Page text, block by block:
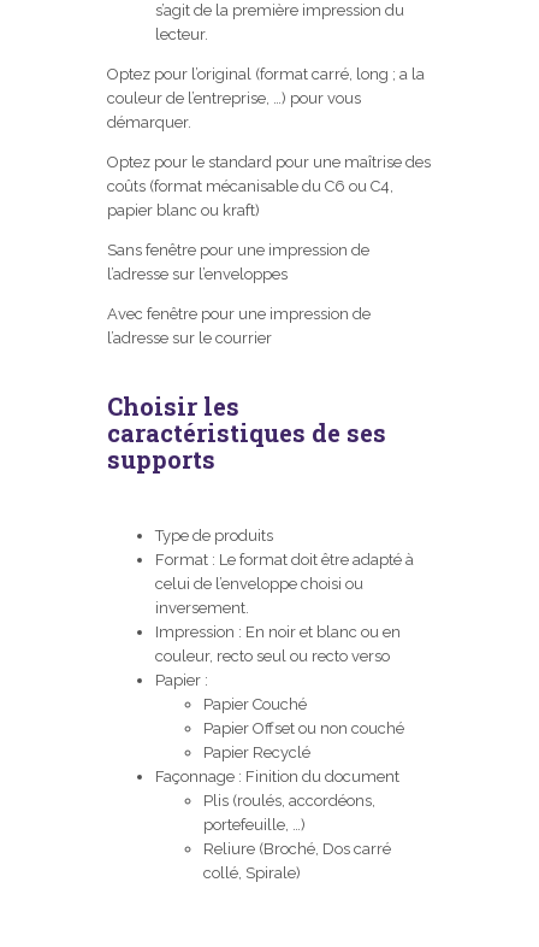
s’agit de la première impression du
lecteur.
Optez pour l’original (format carré, long ; a la
couleur de l’entreprise, …) pour vous
démarquer.
Optez pour le standard pour une maîtrise des
coûts (format mécanisable du C6 ou C4,
papier blanc ou kraft)
Sans fenêtre pour une impression de
l’adresse sur l’enveloppes
Avec fenêtre pour une impression de
l’adresse sur le courrier
Choisir les
caractéristiques de ses
supports
Type de produits
Format : Le format doit être adapté à
celui de l’enveloppe choisi ou
inversement.
Impression : En noir et blanc ou en
couleur, recto seul ou recto verso
Papier :
Papier Couché
Papier Offset ou non couché
Papier Recyclé
Façonnage : Finition du document
Plis (roulés, accordéons,
portefeuille, …)
Reliure (Broché, Dos carré
collé, Spirale)